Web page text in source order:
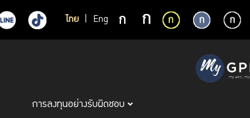
ไทย Eng
การลงทุนอย่างรับผิดชอบ